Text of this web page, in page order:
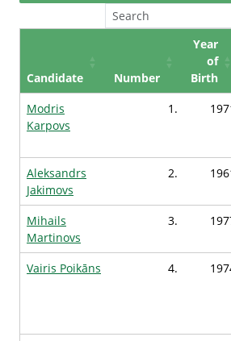
Candidate Number
Year
of
Birth
Modris
Karpovs
1.
Aleksandrs
Jakimovs
2.
Mihails
Martinovs
3.
Vairis Poikāns 4.